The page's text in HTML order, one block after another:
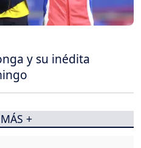
y su inédita
+